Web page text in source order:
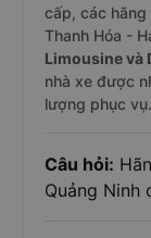
cấp, các hãng
Thanh Hóa -
Limousine và
nhà xe được
lượng phục vụ.
Câu hỏi:
Quảng Ninh